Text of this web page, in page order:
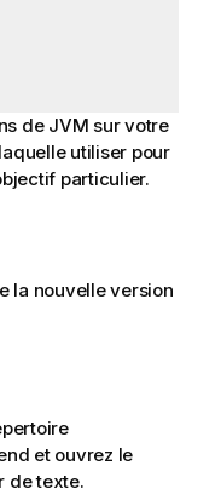
de JVM sur votre
utiliser pour
particulier.
la nouvelle version
et ouvrez le
de texte.